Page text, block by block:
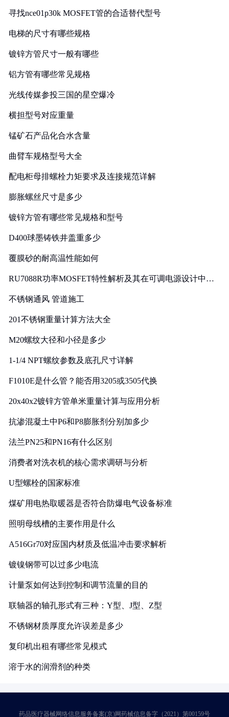
寻找nce01p30k MOSFET管的合适替代型号
电梯的尺寸有哪些规格
镀锌方管尺寸一般有哪些
铝方管有哪些常见规格
光线传媒参投三国的星空爆冷
横担型号对应重量
锰矿石产品化合水含量
曲臂车规格型号大全
配电柜母排螺栓力矩要求及连接规范详解
膨胀螺丝尺寸是多少
镀锌方管有哪些常见规格和型号
D400球墨铸铁井盖重多少
覆膜砂的耐高温性能如何
RU7088R功率MOSFET特性解析及其在可调电源设计中的
不锈钢通风 管道施工
201不锈钢重量计算方法大全
M20螺纹大径和小径是多少
1-1/4 NPT螺纹参数及底孔尺寸详解
F1010E是什么管？能否用3205或3505代换
20x40x2镀锌方管单米重量计算与应用分析
抗渗混凝土中P6和P8膨胀剂分别加多少
法兰PN25和PN16有什么区别
消费者对洗衣机的核心需求调研与分析
U型螺栓的国家标准
煤矿用电热取暖器是否符合防爆电气设备标准
照明母线槽的主要作用是什么
A516Gr70对应国内材质及低温冲击要求解析
镀镍钢带可以过多少电流
计量泵如何达到控制和调节流量的目的
联轴器的轴孔形式有三种：Y型、J型、Z型
不锈钢材质厚度允许误差是多少
复印机出租有哪些常见模式
溶于水的润滑剂的种类
药品医疗器械网络信息服务备案(京)网药械信息备字（2021）第00159号